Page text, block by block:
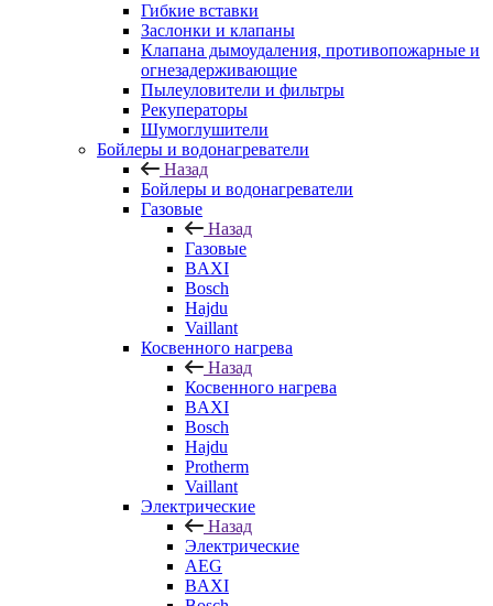
Гибкие вставки
Заслонки и клапаны
Клапана дымоудаления, противопожарные и
огнезадерживающие
Пылеуловители и фильтры
Рекуператоры
Шумоглушители
Бойлеры и водонагреватели
Назад
Бойлеры и водонагреватели
Газовые
Назад
Газовые
BAXI
Bosch
Hajdu
Vaillant
Косвенного нагрева
Назад
Косвенного нагрева
BAXI
Bosch
Hajdu
Protherm
Vaillant
Электрические
Назад
Электрические
AEG
BAXI